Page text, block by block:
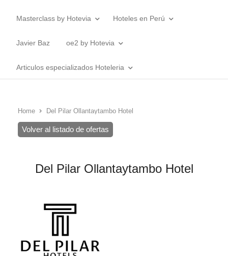
Masterclass by Hotevia Hoteles en Perú
Javier Baz oe2 by Hotevia
Articulos especializados Hoteleria
Home Del Pilar Ollantaytambo Hotel
Volver al listado de ofertas
Del Pilar Ollantaytambo Hotel